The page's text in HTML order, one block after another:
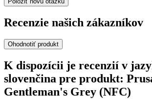
Recenzie našich zákazníkov
Ohodnotiť produkt
K dispozícii je recenzií v
slovenčina pre produkt:
Gentleman's Grey (NFC)